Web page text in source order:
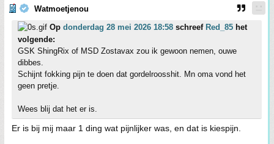
Watmoetjenou
Op donderdag 28 mei 2026 18:58 schreef Red_85 het
volgende:
GSK ShingRix of MSD Zostavax zou ik gewoon nemen, ouwe
dibbes.
Schijnt fokking pijn te doen dat gordelroosshit. Mn oma vond het
geen pretje.
Wees blij dat het er is.
Er is bij mij maar 1 ding wat pijnlijker was, en dat is kiespijn.